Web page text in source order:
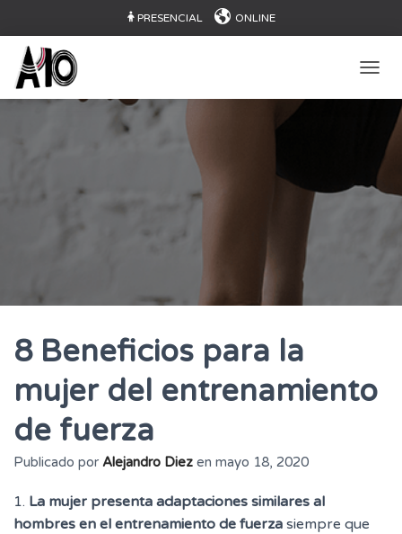
PRESENCIAL ONLINE
8 Beneficios para la
mujer del entrenamiento
de fuerza
Publicado por Alejandro Diez en mayo 18, 2020
1. La mujer presenta adaptaciones similares al
hombres en el entrenamiento de fuerza siempre que